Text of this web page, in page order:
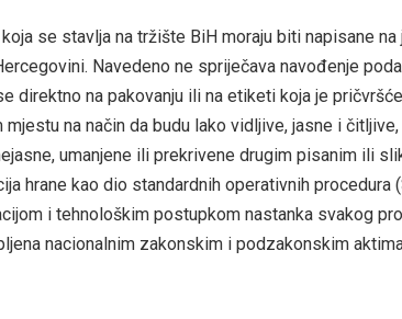
se stavlja na tržište BiH moraju biti napisane
Navedeno ne spriječava navođenje
direktno na pakovanju ili na etiketi koja je
na način da budu lako vidljive, jasne i
umanjene ili prekrivene drugim pisanim ili
hrane kao dio standardnih operativnih procedura
i tehnološkim postupkom nastanka svakog
nacionalnim zakonskim i podzakonskim